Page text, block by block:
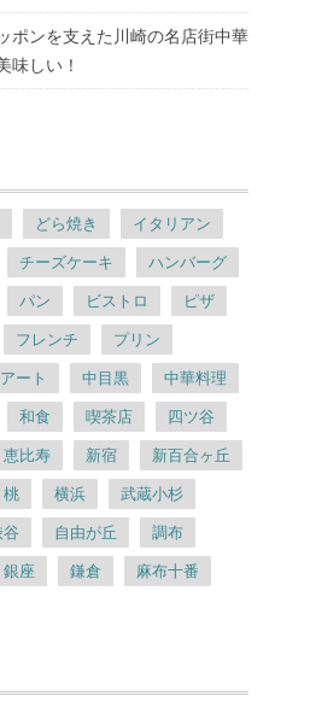
ポンを支えた川崎の名店街中華
味しい！
どら焼き イタリアン
チーズケーキ ハンバーグ
パン ビストロ ピザ
フレンチ プリン
ート 中目黒 中華料理
和食 喫茶店 四ツ谷
恵比寿 新宿 新百合ヶ丘
桃 横浜 武蔵小杉
谷 自由が丘 調布
銀座 鎌倉 麻布十番